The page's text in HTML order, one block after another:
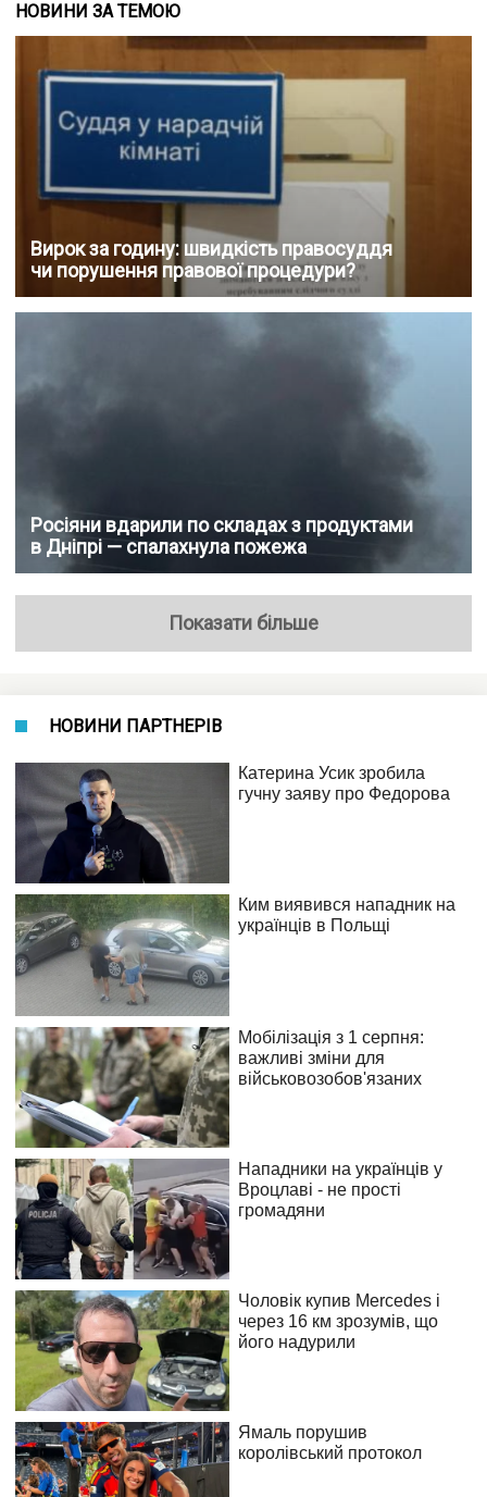
НОВИНИ ЗА ТЕМОЮ
Вирок за годину: швидкість правосуддя
чи порушення правової процедури?
Росіяни вдарили по складах з продуктами
в Дніпрі — спалахнула пожежа
Показати більше
НОВИНИ ПАРТНЕРІВ